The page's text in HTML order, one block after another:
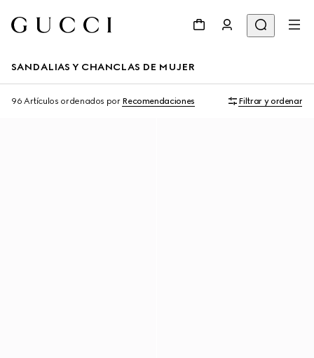
SANDALIAS Y CHANCLAS DE MUJER
96 Artículos ordenados por Recomendaciones Filtrar y ordenar